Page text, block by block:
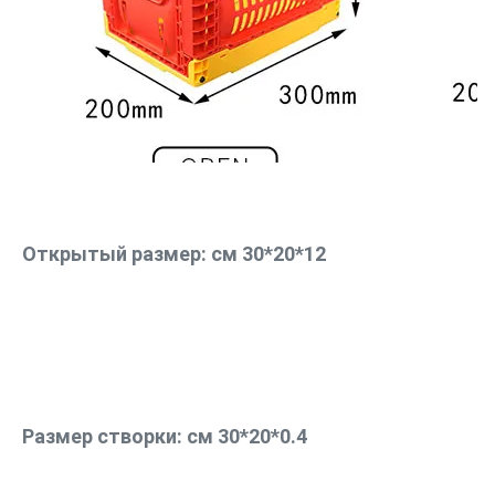
Открытый размер: см 30*20*12
Размер створки: см 30*20*0.4